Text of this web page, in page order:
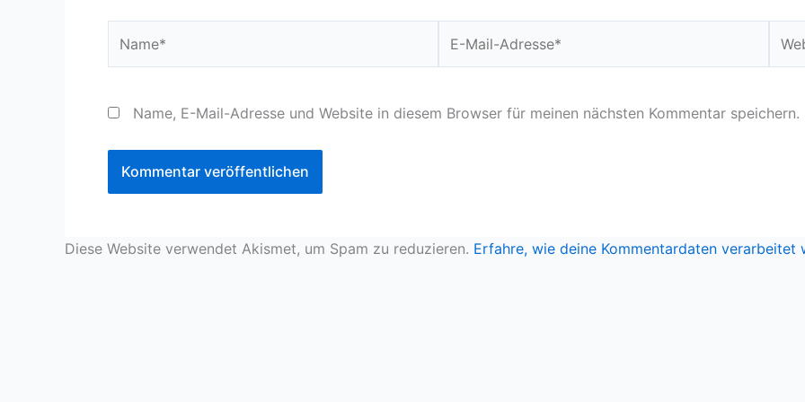
Mail-
Name, E-Mail-Adresse und Website in diesem Browser für meinen nächsten Kommentar speichern.
Diese Website verwendet Akismet, um Spam zu reduzieren. Erfahre, wie deine Kommentardaten verarbeitet